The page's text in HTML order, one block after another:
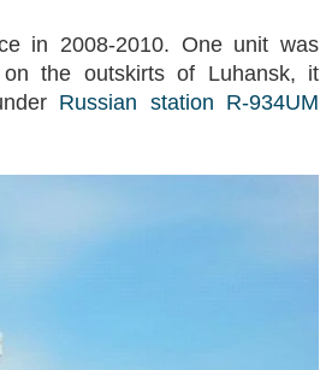
in 2008-2010. One unit was
the outskirts of Luhansk, it
Russian station R-934UM